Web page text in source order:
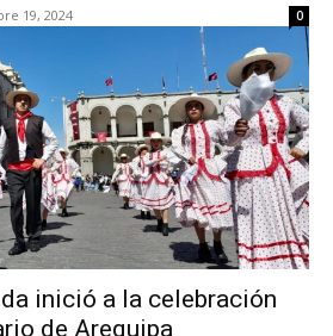
19, 2024 0
inició a la celebración
de Arequipa